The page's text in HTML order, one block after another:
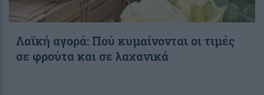
Λαϊκή αγορά: Πού κυμαίνονται οι τιμές
σε φρούτα και σε λαχανικά